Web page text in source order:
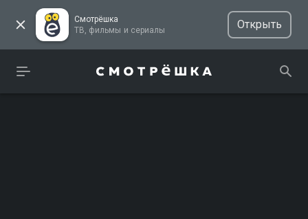
Смотрёшка
ТВ, фильмы и сериалы
Открыть